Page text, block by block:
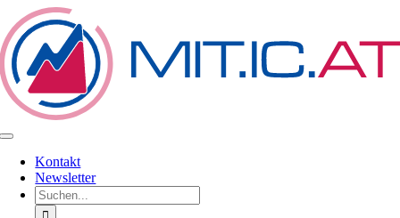
Zum
Inhalt
springen
Toggle
NavigationKontakt
Newsletter
Suche
nach: